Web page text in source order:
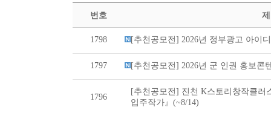
번호
1798 [추천공모전] 2026년 정부광고 아이
1797 [추천공모전] 2026년 군 인권 홍보콘
1796
[추천공모전] 진천 K스토리창작클러
입주작가』(~8/14)